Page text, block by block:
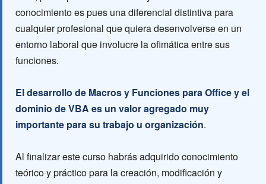
conocimiento es pues una diferencial distintiva para
cualquier profesional que quiera desenvolverse en un
entorno laboral que involucre la ofimática entre sus
funciones.
El desarrollo de Macros y Funciones para Office y el
dominio de VBA es un valor agregado muy
importante para su trabajo u organización.
Al finalizar este curso habrás adquirido conocimiento
teórico y práctico para la creación, modificación y